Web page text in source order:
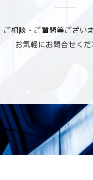
ご相談・ご質問等ござい
お気軽にお問合せくだ